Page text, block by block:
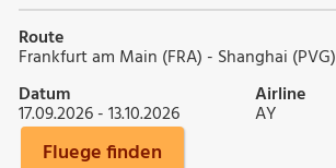
Route
Frankfurt am Main (FRA) - Shanghai (PVG)
Datum
17.09.2026 - 13.10.2026
Airline
AY
Fluege finden